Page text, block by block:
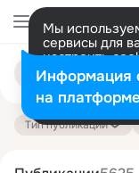
Мы
сервисы для
настроить
Разрешить
Поиск
публикациям
Тип публикации
Информация
на